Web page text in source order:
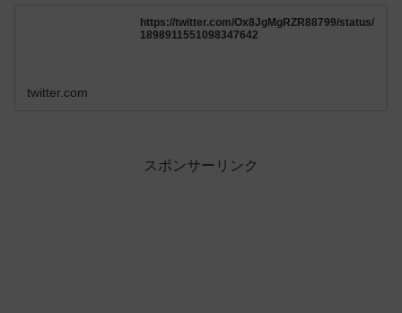
https://twitter.com/Ox8JgMgRZR88799/status/
1898911551098347642
twitter.com
スポンサーリンク